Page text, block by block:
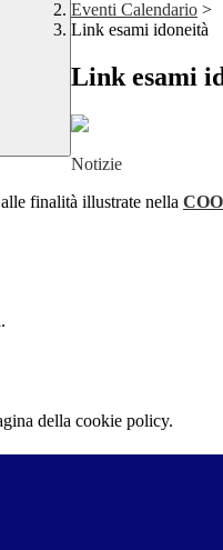
Eventi Calendario >
Link esami idoneità
Link esami
Notizie
finalità illustrate nella
della cookie policy.